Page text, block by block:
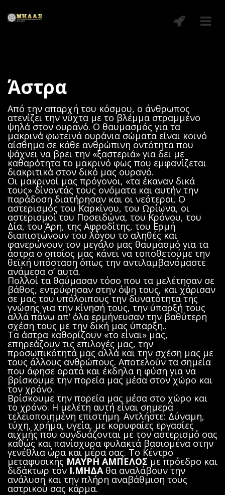
Άστρα
Από την απαρχή του κόσμου, ο άνθρωπος
ατενίζει την νύχτα με το βλέμμα στραμμένο
ψηλά στον ουρανό. Ο θαυμασμός για τα
μακρινά φωτεινά ουράνια σώματα είναι κοινό
αίσθημα σε κάθε ανθρώπινη οντότητα που
ψάχνει να βρει την «ξαστεριά» για δει με
καθαρότητα το μακρινό φως που εμφανίζεται
διακριτικά στον δικό μας ουρανό.
Οι μακρινοί μας πρόγονοι, «τα έκαναν δικά
τους» δίνοντάς τους ονόματα και αυτήν την
παράδοση διατήρησαν και οι νεότεροι. Ο
αστερισμός του Καρκίνου, του Ωρίωνα, οι
αστερισμοί του Ποσειδώνα, του Κρόνου, του
Δία, του Άρη, της Αφροδίτης, του Ερμή
διαπιστώνουν του λόγου το αληθές και
φανερώνουν τον μεγάλο μας θαυμασμό για τα
άστρα ο οποίος μας κάνει να τοποθετούμε την
θεϊκή υπόσταση όπως την αντιλαμβανόμαστε
ανάμεσα σ’ αυτά.
Πολλοί τα θαύμασαν τόσο που τα μελέτησαν σε
βάθος, εντρύφησαν στην όψη τους, και χάρισαν
σε μας του υπόλοιπους την δυνατότητα της
γνώσης για την κίνησή τους, την ύπαρξή τους
αλλά πάνω απ’ όλα ερμήνευσαν την βαθύτερη
σχέση τους με την δική μας ύπαρξη..
Τα άστρα καθορίζουν «το είναι» μας,
επηρεάζουν τις επιλογές μας, την
προσωπικότητά μας αλλά και την σχέση μας με
τους άλλους ανθρώπους. Αποτελούν τα σημεία
που άφησε ορατά και έκδηλα η φύση για να
βρίσκουμε την πορεία μας μέσα στον χώρο και
τον χρόνο.
Βρίσκουμε την πορεία μας μέσα στο χώρο και
το χρόνο. Η μελέτη αυτή είναι σημερα
τελειοποιημένη επιστήμη. Αντλήστε: Δύναμη,
τύχη, χρήμα, υγεία, με κορυφαίες εργασίες
αιχμής που συνδυάζονται με τον αστερισμό σας
καθώς και πανίσχυρα φυλακτά βασισμένα στην
γενέθλια ώρα και μέρα σας. Το Κέντρο
μεταφυσικής ΜΑΥΡΗ ΑΜΠΕΛΟΣ με πρόεδρο και
διδάκτωρ τον Ι.ΜΗΔΑ θα αναλάβουν την
ανάλυση και την πλήρη αναβάθμιση τους
αστρικού σας κάρμα.